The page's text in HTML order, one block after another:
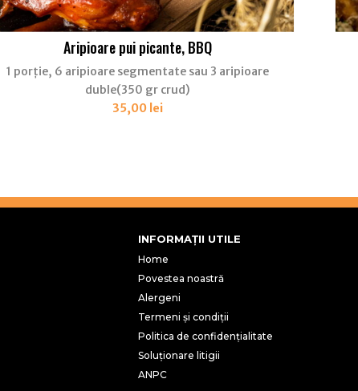
Aripioare pui picante, BBQ
1 porție, 6 aripioare segmentate sau 3 aripioare
duble(350 gr crud)
35,00 lei
INFORMAȚII UTILE
Home
Povestea noastră
Alergeni
Termeni și condiții
Politica de confidențialitate
Soluționare litigii
ANPC